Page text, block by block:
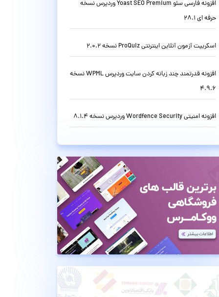
افزونه فارسی سئو Yoast SEO Premium وردپرس نسخه
حرفه ای 28.1
اسکریپت آزمون آنلاین اینترنتی ProQuiz نسخه 2.0.2
افزونه قدرتمند چند زبانه کردن سایت وردپرس WPML نسخه
4.9.6
افزونه امنیتی Wordfence Security وردپرس نسخه 8.1.4